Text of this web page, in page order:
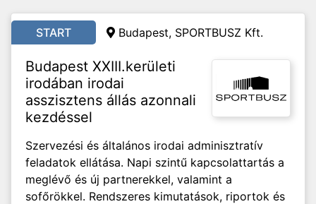
START Budapest, SPORTBUSZ Kft.
Budapest XXIII.kerületi
irodában irodai
asszisztens állás azonnali
kezdéssel
Szervezési és általános irodai adminisztratív
feladatok ellátása. Napi szintű kapcsolattartás a
meglévő és új partnerekkel, valamint a
sofőrökkel. Rendszeres kimutatások, riportok és